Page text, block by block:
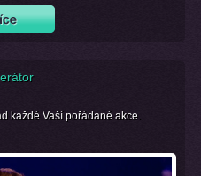
každé Vaší pořádané akce.